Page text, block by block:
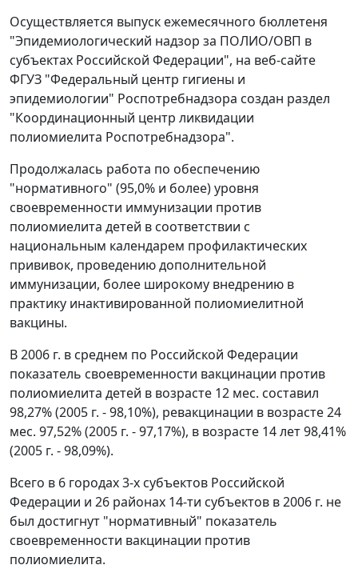
Осуществляется выпуск ежемесячного бюллетеня
"Эпидемиологический надзор за ПОЛИО/ОВП в
субъектах Российской Федерации", на веб-сайте
ФГУЗ "Федеральный центр гигиены и
эпидемиологии" Роспотребнадзора создан раздел
"Координационный центр ликвидации
полиомиелита Роспотребнадзора".
Продолжалась работа по обеспечению
"нормативного" (95,0% и более) уровня
своевременности иммунизации против
полиомиелита детей в соответствии с
национальным календарем профилактических
прививок, проведению дополнительной
иммунизации, более широкому внедрению в
практику инактивированной полиомиелитной
вакцины.
В 2006 г. в среднем по Российской Федерации
показатель своевременности вакцинации против
полиомиелита детей в возрасте 12 мес. составил
98,27% (2005 г. - 98,10%), ревакцинации в возрасте 24
мес. 97,52% (2005 г. - 97,17%), в возрасте 14 лет 98,41%
(2005 г. - 98,09%).
Всего в 6 городах 3-х субъектов Российской
Федерации и 26 районах 14-ти субъектов в 2006 г. не
был достигнут "нормативный" показатель
своевременности вакцинации против
полиомиелита.